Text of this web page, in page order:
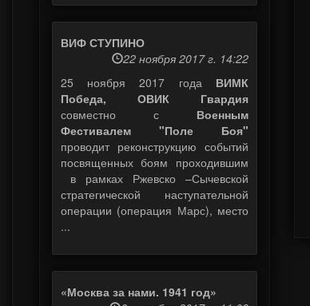
ВИФ СТУПИНО
22 ноября 2017 г. 14:22
25 ноября 2017 года ВИМК
Победа, ОВИК Гвардия
совместно с Военным
Фестивалем "Поле Боя"
проводит реконструкцию событий
посвященных боям проходившим
в рамках Ржевско –Сычевской
стратегической наступательной
операции (операция Марс), место
...
«Москва за нами. 1941 год»